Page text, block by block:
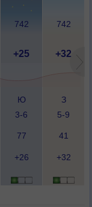
742 742
+25 +32
Ю
3-6
З
5-9
77 41
+26 +32